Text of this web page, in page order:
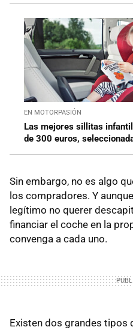
EN MOTORPASIÓN
Las mejores sillitas
de 300 euros,
Sin embargo, no es algo
los compradores. Y
legítimo no querer
financiar el coche en la
convenga a cada uno.
Existen dos grandes tipos